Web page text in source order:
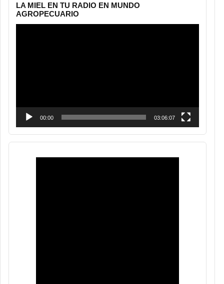
LA MIEL EN TU RADIO EN MUNDO
AGROPECUARIO
00:00 03:06:07